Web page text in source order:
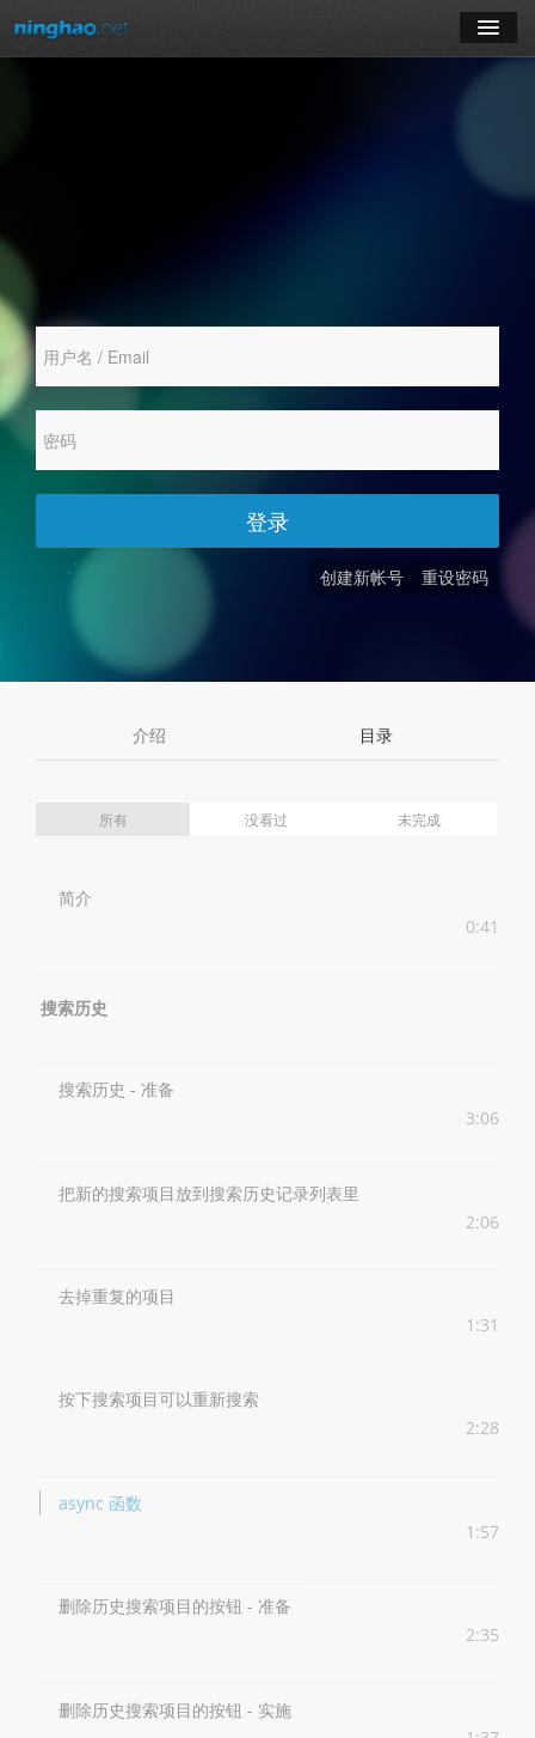
创建新帐号 重设密码
登录
介绍 目录
所有 没看过 未完成
简介
0:41
搜索历史
搜索历史 - 准备
3:06
把新的搜索项目放到搜索历史记录列表里
2:06
去掉重复的项目
1:31
按下搜索项目可以重新搜索
2:28
async 函数
1:57
删除历史搜索项目的按钮 - 准备
2:35
删除历史搜索项目的按钮 - 实施